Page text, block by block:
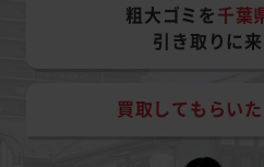
粗大ゴミを千葉
引き取りに
買取してもらい